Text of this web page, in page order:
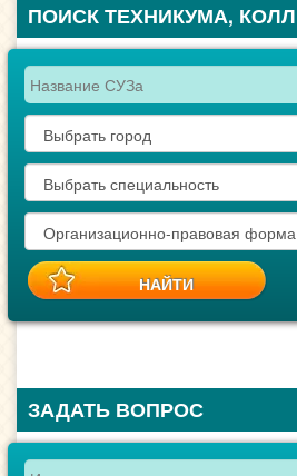
ПОИСК ТЕХНИКУМА,
ЗАДАТЬ ВОПРОС